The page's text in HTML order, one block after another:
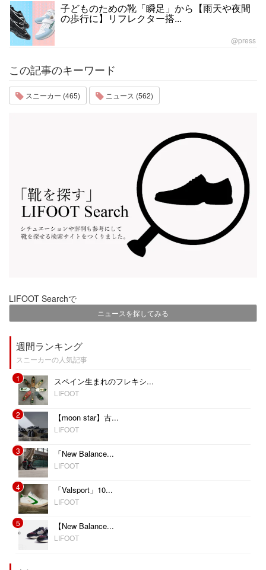
子どものための靴「瞬足」から【雨天や夜間
の歩行に】リフレクター搭...
@press
この記事のキーワード
スニーカー (465) ニュース (562)
LIFOOT Searchで
ニュースを探してみる
週間ランキング
スニーカーの人気記事
1
スペイン生まれのフレキシ...
LIFOOT
2 【moon star】古...
LIFOOT
3 「New Balance...
LIFOOT
4 「Valsport」10...
LIFOOT
5 【New Balance...
LIFOOT